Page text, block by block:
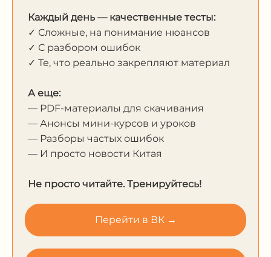
Каждый день — качественные тесты:
✓ Сложные, на понимание нюансов
✓ С разбором ошибок
✓ Те, что реально закрепляют материал
А еще:
— PDF-материалы для скачивания
— Анонсы мини-курсов и уроков
— Разборы частых ошибок
— И просто новости Китая
Не просто читайте. Тренируйтесь!
Перейти в ВК →